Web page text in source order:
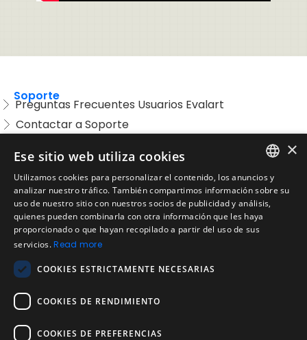
Soporte
Preguntas Frecuentes Usuarios Evalart
Contactar a Soporte
Legal
Condiciones de Servicio
Aviso de privacidad
Política de cookies
Política de devoluciones
Acuerdo de licencia de usuario
Aviso legal
Política de uso aceptable
Empresa
ENGLISH
SPANISH
×
Ese sitio web utiliza cookies
Utilizamos cookies para personalizar el contenido, los anuncios y
analizar nuestro tráfico. También compartimos información sobre su
uso de nuestro sitio con nuestros socios de publicidad y análisis,
quienes pueden combinarla con otra información que les haya
proporcionado o que hayan recopilado a partir del uso de sus
servicios.Read more
COOKIES ESTRICTAMENTE NECESARIAS
COOKIES DE RENDIMIENTO
COOKIES DE PREFERENCIAS